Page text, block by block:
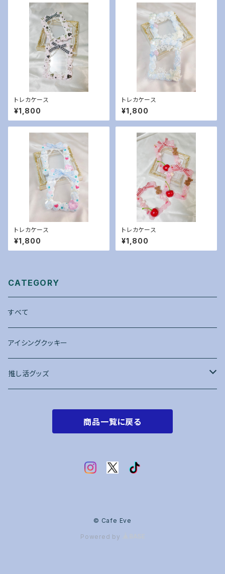
トレカケース
¥1,800
トレカケース
¥1,800
トレカケース
¥1,800
トレカケース
¥1,800
CATEGORY
すべて
アイシングクッキー
推し活グッズ
商品一覧に戻る
© Cafe Eve
Powered by